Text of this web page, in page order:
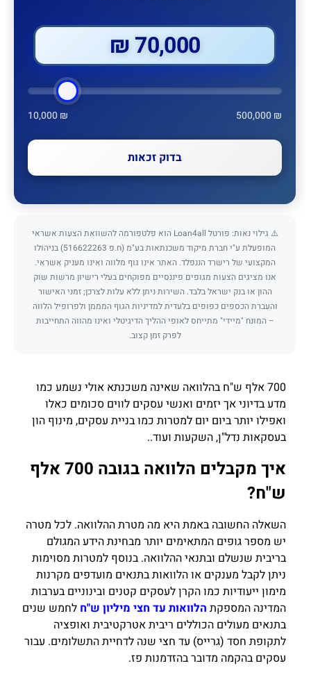
70,000 ₪
10,000 ₪ 500,000 ₪
בדוק זכאות
⚠️ גילוי נאות: פורטל Loan4all הוא פלטפורמה להשוואת הצעות אשראי
המופעלת ע"י חברת מיקוד משכנתאות בע"מ (ח.פ 516622263) בניהולו
המקצועי של רישרד הננפלד. האתר אינו גוף מלווה ואינו מעניק אשראי.
אנו מציגים הצעות מגופים פיננסיים מפוקחים בעלי רישיון מרשות שוק
ההון או בנק ישראל בלבד. השירות ניתן ללא עלות לצרכן; זמני האישור
והעברת הכספים כפופים בלעדית למדיניות הגוף המממן ולפרופיל הלווה
– המונח "מיידי" מתייחס לאופי ההליך הדיגיטלי ואינו מהווה התחייבות
לפרק זמן קצוב.
700 אלף ש"ח בהלוואה שאינה משכנתא אולי נשמע כמו
מדע בדיוני אך יזמים ואנשי עסקים לווים סכומים כאלו
ואפילו יותר ביום יום למטרות כמו בניית עסקים, מינוף הון
בעסקאות נדל"ן, השקעות ועוד..
איך מקבלים הלוואה בגובה 700 אלף
ש"ח?
השאלה החשובה באמת היא מה מטרת ההלוואה. לכל מטרה
יש מספר גופים המתאימים יותר מבחינת הידע המגולם
בריבית שנשלם ובתנאי ההלוואה. בנוסף למטרות מסוימות
ניתן לקבל מענקים או הלוואות בתנאים מועדפים מקרנות
מימון ייעודיות כמו הקרן לעסקים קטנים ובינוניים בערבות
המדינה המספקת הלוואות עד חצי מיליון ש"ח לחמש שנים
בתנאים מעולים הכוללים ריבית אטרקטיבית ואופציה
לתקופת חסד (גרייס) עד חצי שנה לדחיית התשלומים. עבור
עסקים בהקמה מדובר בהזדמנות פז.